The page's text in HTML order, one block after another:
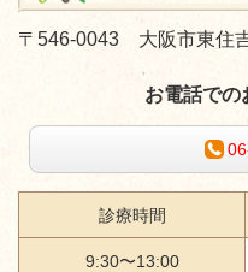
〒546-0043 大阪市東住
お電話での
診療時間
9:30〜13:00